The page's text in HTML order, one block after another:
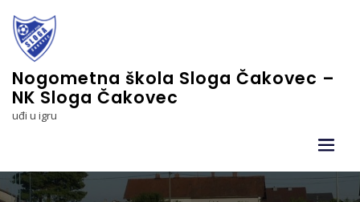
content
Nogometna škola Sloga Čakovec –
NK Sloga Čakovec
uđi u igru